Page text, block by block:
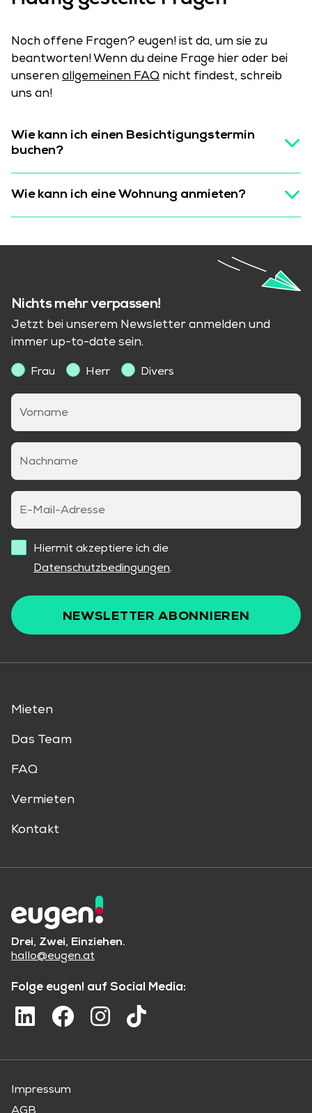
Noch offene Fragen? eugen! ist da, um sie zu
beantworten! Wenn du deine Frage hier oder bei
unseren allgemeinen FAQ nicht findest, schreib
uns an!
Wie kann ich einen Besichtigungstermin
buchen?
Wie kann ich eine Wohnung anmieten?
Mieten
Das Team
FAQ
Vermieten
Kontakt
Drei, Zwei, Einziehen.
hallo@eugen.at
Folge eugen! auf Social Media:
Nichts mehr verpassen!
Jetzt bei unserem Newsletter anmelden und
immer up-to-date sein.
Frau Herr Divers
Vorname
Nachname
E-Mail-Adresse
Hiermit akzeptiere ich die
Datenschutzbedingungen.
NEWSLETTER ABONNIEREN
Impressum